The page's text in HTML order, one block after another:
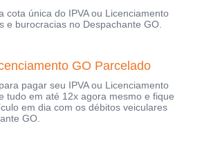
cota única do IPVA ou Licenciamento
e burocracias no Despachante GO.
GO Parcelado
pagar seu IPVA ou Licenciamento
tudo em até 12x agora mesmo e fique
em dia com os débitos veiculares
GO.